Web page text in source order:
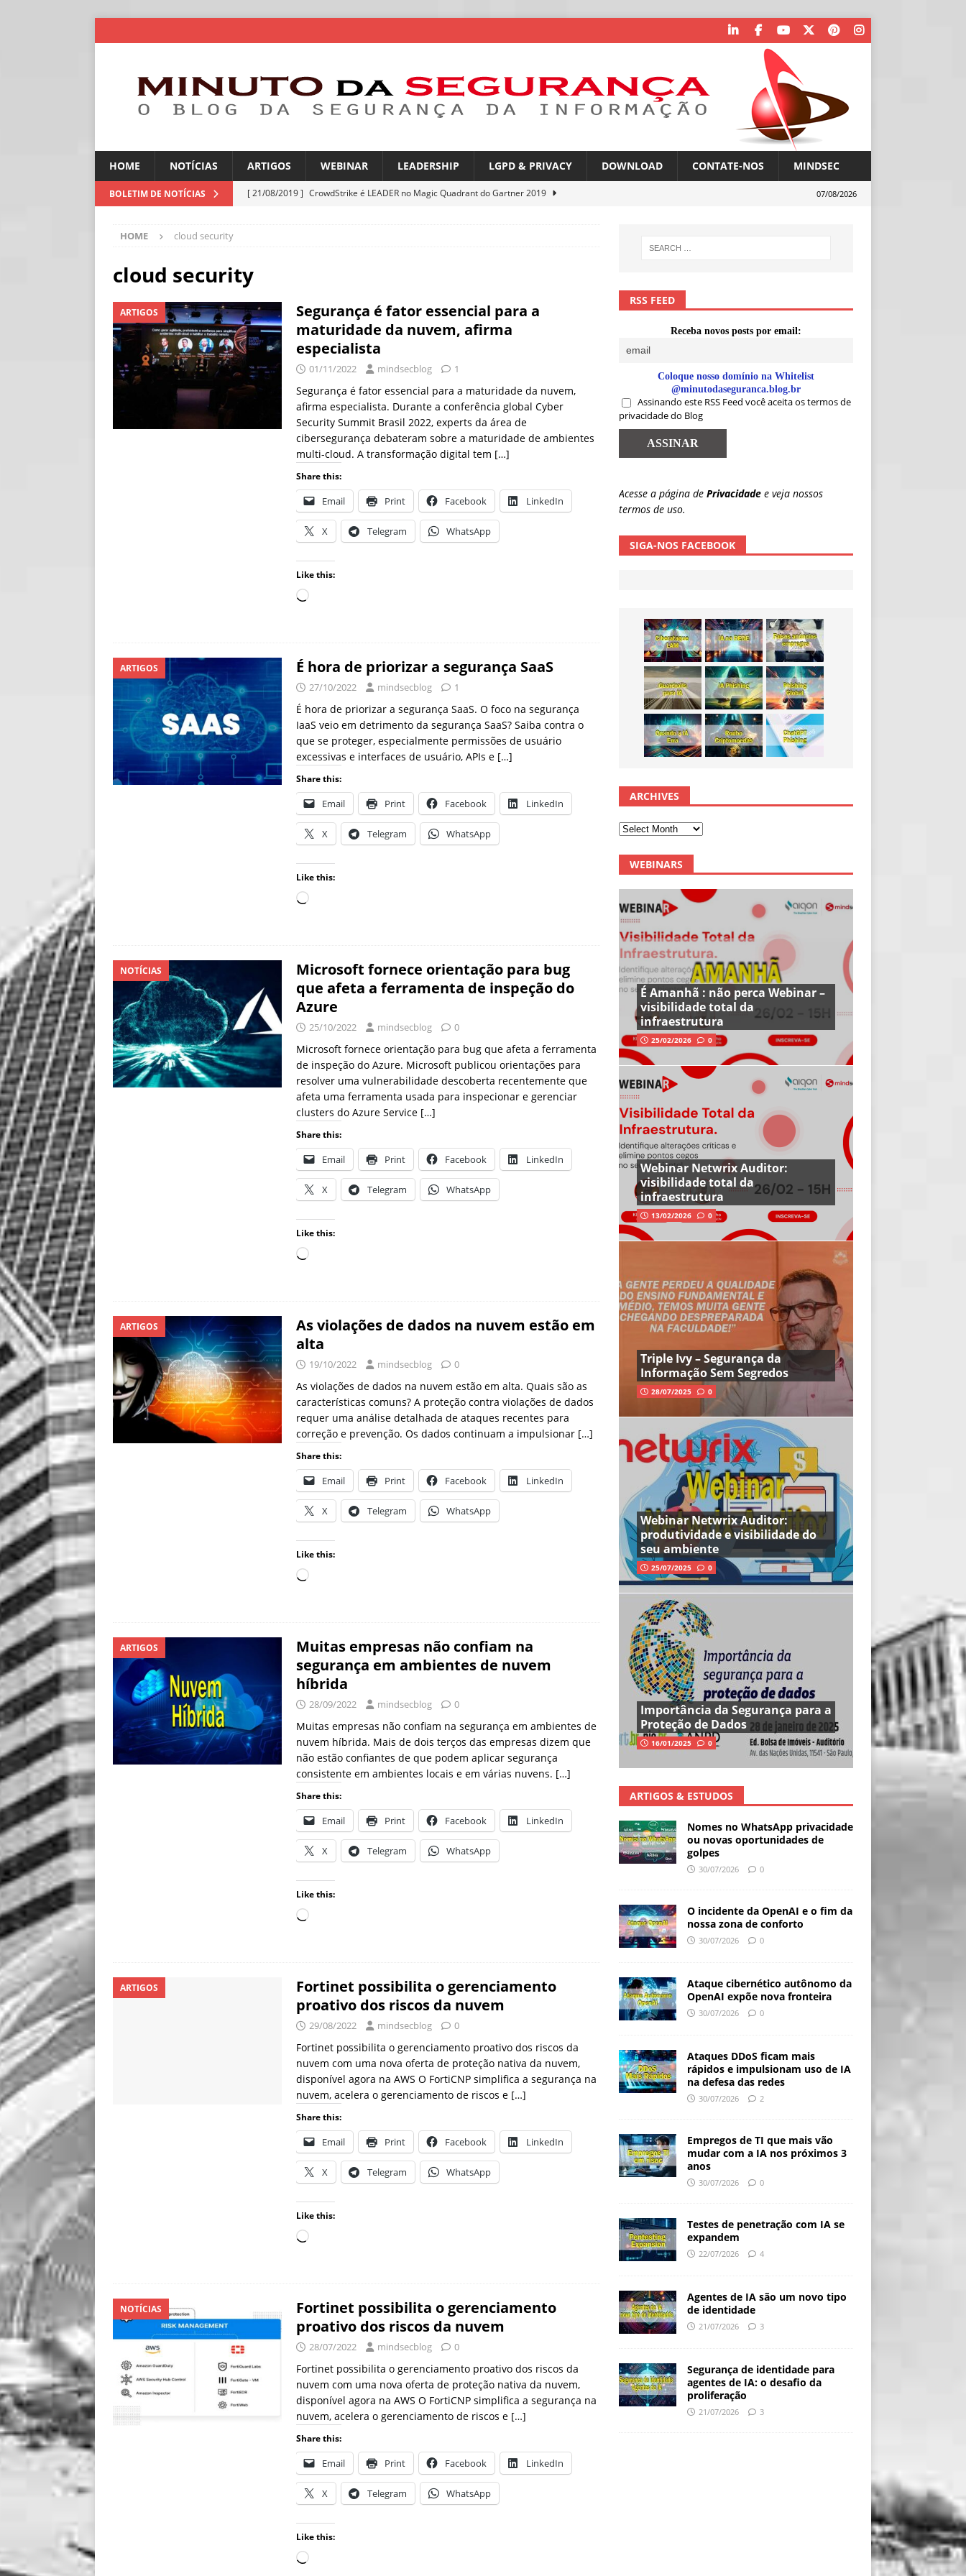
HOME NOTÍCIAS ARTIGOS WEBINAR LEADERSHIP LGPD & PRIVACY DOWNLOAD CONTATE-NOS MINDSEC
BOLETIM DE NOTÍCIAS [ 21/08/2019 ] CrowdStrike é LEADER no Magic Quadrant do Gartner 2019
[ 06/08/2026 ]
NOTÍCIAS
[ 06/08/2026 ]
Falsas promessas de emprego na Meta, Disney, Coca-Cola e Spotify
NOTÍCIAS
[ 06/08/2026 ] Sem guardrails, a autonomia da IA se torna um risco
NOTÍCIAS
[ 06/08/2026 ] IA eleva taxa de sucesso de phishing para 54% NOTÍCIAS
07/08/2026
HOME cloud security
cloud security
ARTIGOS
Segurança é fator essencial para a
maturidade da nuvem, afirma
especialista
01/11/2022 mindsecblog 1
Segurança é fator essencial para a maturidade da nuvem,
afirma especialista. Durante a conferência global Cyber
Security Summit Brasil 2022, experts da área de
cibersegurança debateram sobre a maturidade de ambientes
multi-cloud. A transformação digital tem […]
Share this:
Email Print Facebook LinkedIn
X Telegram WhatsApp
Like this:
ARTIGOS É hora de priorizar a segurança SaaS
27/10/2022 mindsecblog 1
É hora de priorizar a segurança SaaS. O foco na segurança
IaaS veio em detrimento da segurança SaaS? Saiba contra o
que se proteger, especialmente permissões de usuário
excessivas e interfaces de usuário, APIs e […]
Share this:
Email Print Facebook LinkedIn
X Telegram WhatsApp
Like this:
NOTÍCIAS
Microsoft fornece orientação para bug
que afeta a ferramenta de inspeção do
Azure
25/10/2022 mindsecblog 0
Microsoft fornece orientação para bug que afeta a ferramenta
de inspeção do Azure. Microsoft publicou orientações para
resolver uma vulnerabilidade descoberta recentemente que
afeta uma ferramenta usada para inspecionar e gerenciar
clusters do Azure Service […]
Share this:
Email Print Facebook LinkedIn
X Telegram WhatsApp
Like this:
ARTIGOS
As violações de dados na nuvem estão em
alta
19/10/2022 mindsecblog 0
As violações de dados na nuvem estão em alta. Quais são as
características comuns? A proteção contra violações de dados
requer uma análise detalhada de ataques recentes para
correção e prevenção. Os dados continuam a impulsionar […]
Share this:
Email Print Facebook LinkedIn
X Telegram WhatsApp
Like this:
ARTIGOS
Muitas empresas não confiam na
segurança em ambientes de nuvem
híbrida
28/09/2022 mindsecblog 0
Muitas empresas não confiam na segurança em ambientes de
nuvem híbrida. Mais de dois terços das empresas dizem que
não estão confiantes de que podem aplicar segurança
consistente em ambientes locais e em várias nuvens. […]
Share this:
Email Print Facebook LinkedIn
X Telegram WhatsApp
Like this:
ARTIGOS
Fortinet possibilita o gerenciamento
proativo dos riscos da nuvem
29/08/2022 mindsecblog 0
Fortinet possibilita o gerenciamento proativo dos riscos da
nuvem com uma nova oferta de proteção nativa da nuvem,
disponível agora na AWS O FortiCNP simplifica a segurança na
nuvem, acelera o gerenciamento de riscos e […]
Share this:
Email Print Facebook LinkedIn
X Telegram WhatsApp
Like this:
NOTÍCIAS
Fortinet possibilita o gerenciamento
proativo dos riscos da nuvem
28/07/2022 mindsecblog 0
Fortinet possibilita o gerenciamento proativo dos riscos da
nuvem com uma nova oferta de proteção nativa da nuvem,
disponível agora na AWS O FortiCNP simplifica a segurança na
nuvem, acelera o gerenciamento de riscos e […]
Share this:
Email Print Facebook LinkedIn
X Telegram WhatsApp
Like this:
RSS FEED
Receba novos posts por email:
Coloque nosso domínio na Whitelist
@minutodaseguranca.blog.br
Assinando este RSS Feed você aceita os termos de
privacidade do Blog
Acesse a página de Privacidade e veja nossos
termos de uso.
SIGA-NOS FACEBOOK
ARCHIVES
WEBINARS
É Amanhã : não perca Webinar –
visibilidade total da
infraestrutura
25/02/2026 0
Webinar Netwrix Auditor:
visibilidade total da
infraestrutura
13/02/2026 0
Triple Ivy – Segurança da
Informação Sem Segredos
28/07/2025 0
Webinar Netwrix Auditor:
produtividade e visibilidade do
seu ambiente
25/07/2025 0
Importância da Segurança para a
Proteção de Dados
16/01/2025 0
ARTIGOS & ESTUDOS
Nomes no WhatsApp privacidade
ou novas oportunidades de
golpes
30/07/2026 0
O incidente da OpenAI e o fim da
nossa zona de conforto
30/07/2026 0
Ataque cibernético autônomo da
OpenAI expõe nova fronteira
30/07/2026 0
Ataques DDoS ficam mais
rápidos e impulsionam uso de IA
na defesa das redes
30/07/2026 2
Empregos de TI que mais vão
mudar com a IA nos próximos 3
anos
30/07/2026 0
Testes de penetração com IA se
expandem
22/07/2026 4
Agentes de IA são um novo tipo
de identidade
21/07/2026 3
Segurança de identidade para
agentes de IA: o desafio da
proliferação
21/07/2026 3